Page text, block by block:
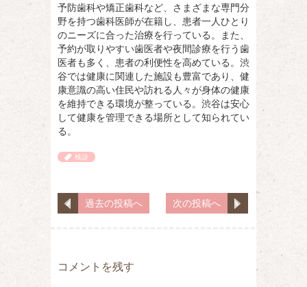
予防歯科や矯正歯科など、さまざまな専門分
野を持つ歯科医師が在籍し、患者一人ひとり
のニーズに合った治療を行っている。また、
予約が取りやすい歯医者や夜間診療を行う歯
医者も多く、患者の利便性を高めている。渋
谷では健康に関連した施設も豊富であり、健
康意識の高い住民や訪れる人々が身体の健康
を維持できる環境が整っている。渋谷は安心
して健康を管理できる場所として知られてい
る。
検診
過去の投稿へ 次の投稿へ
コメントを残す